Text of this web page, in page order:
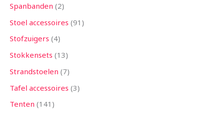
Spanbanden 2
Stoel accessoires 91
Stofzuigers 4
Stokkensets 13
Strandstoelen 7
Tafel accessoires 3
Tenten 141